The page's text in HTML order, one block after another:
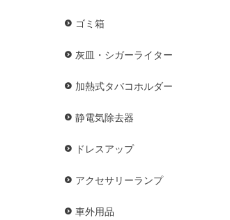
ゴミ箱
灰皿・シガーライター
加熱式タバコホルダー
静電気除去器
ドレスアップ
アクセサリーランプ
車外用品